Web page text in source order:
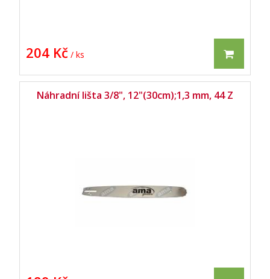
204 Kč / ks
Náhradní lišta 3/8", 12"(30cm);1,3 mm, 44 Z